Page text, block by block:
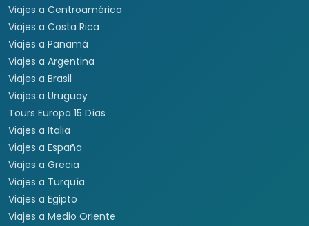
Viajes a Centroamérica
Viajes a Costa Rica
Viajes a Panamá
Viajes a Argentina
Viajes a Brasil
Viajes a Uruguay
Tours Europa 15 Días
Viajes a Italia
Viajes a España
Viajes a Grecia
Viajes a Turquía
Viajes a Egipto
Viajes a Medio Oriente